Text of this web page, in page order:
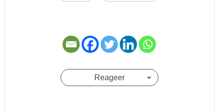
Reageer